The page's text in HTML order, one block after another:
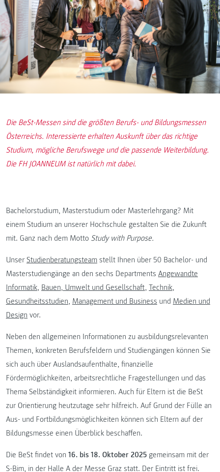
Die BeSt-Messen sind die größten Berufs- und Bildungsmessen
Österreichs. Interessierte erhalten Auskunft über das richtige
Studium, mögliche Berufswege und die passende Weiterbildung.
Die FH JOANNEUM ist natürlich mit dabei.
Bachelorstudium, Masterstudium oder Masterlehrgang? Mit
einem Studium an unserer Hochschule gestalten Sie die Zukunft
mit. Ganz nach dem Motto Study with Purpose.
Unser Studienberatungsteam stellt Ihnen über 50 Bachelor- und
Masterstudiengänge an den sechs Departments Angewandte
Informatik, Bauen, Umwelt und Gesellschaft, Technik,
Gesundheitsstudien, Management und Business und Medien und
Design vor.
Neben den allgemeinen Informationen zu ausbildungsrelevanten
Themen, konkreten Berufsfeldern und Studiengängen können Sie
sich auch über Auslandsaufenthalte, finanzielle
Fördermöglichkeiten, arbeitsrechtliche Fragestellungen und das
Thema Selbständigkeit informieren. Auch für Eltern ist die BeSt
zur Orientierung heutzutage sehr hilfreich. Auf Grund der Fülle an
Aus- und Fortbildungsmöglichkeiten können sich Eltern auf der
Bildungsmesse einen Überblick beschaffen.
Die BeSt findet von 16. bis 18. Oktober 2025 gemeinsam mit der
S-Bim, in der Halle A der Messe Graz statt. Der Eintritt ist frei.